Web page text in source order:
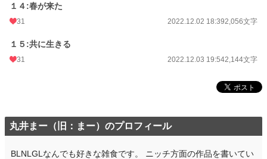
１４:春が来た
31 2022.12.02 18:392,056文字
１５:共に生きる
31 2022.12.03 19:542,144文字
丸井まー（旧：まー）のプロフィール
BLNLGLなんでも好きな雑食です。 ニッチ方面の作品を書いてい